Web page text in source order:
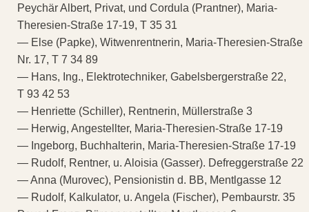
Peychär Albert, Privat, und Cordula (Prantner), Maria-
Theresien-Straße 17-19, T 35 31
— Else (Papke), Witwenrentnerin, Maria-Theresien-Straße
Nr. 17, T 7 34 89
— Hans, Ing., Elektrotechniker, Gabelsbergerstraße 22,
T 93 42 53
— Henriette (Schiller), Rentnerin, Müllerstraße 3
— Herwig, Angestellter, Maria-Theresien-Straße 17-19
— Ingeborg, Buchhalterin, Maria-Theresien-Straße 17-19
— Rudolf, Rentner, u. Aloisia (Gasser). Defreggerstraße 22
— Anna (Murovec), Pensionistin d. BB, Mentlgasse 12
— Rudolf, Kalkulator, u. Angela (Fischer), Pembaurstr. 35